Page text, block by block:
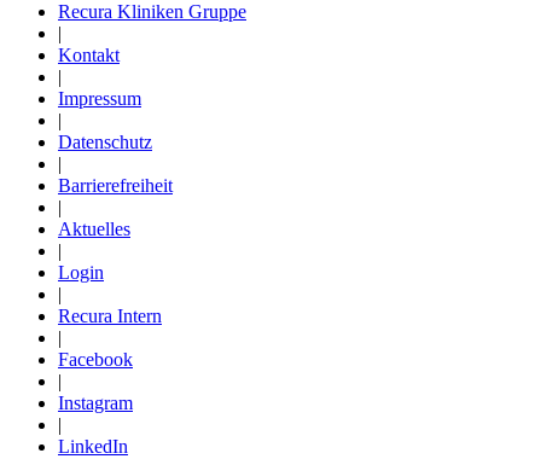
Recura Kliniken Gruppe
|
Kontakt
|
Impressum
|
Datenschutz
|
Barrierefreiheit
|
Aktuelles
|
Login
|
Recura Intern
|
Facebook
|
Instagram
|
LinkedIn